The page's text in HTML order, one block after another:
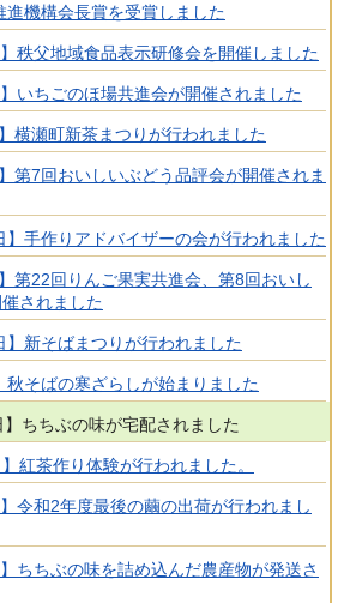
進機構会長賞を受賞しました
秩父地域食品表示研修会を開催しました
いちごのほ場共進会が開催されました
横瀬町新茶まつりが行われました
第7回おいしいぶどう品評会が開催されま
】手作りアドバイザーの会が行われました
第22回りんご果実共進会、第8回おいし
されました
】新そばまつりが行われました
秋そばの寒ざらしが始まりました
】ちちぶの味が宅配されました
紅茶作り体験が行われました。
令和2年度最後の繭の出荷が行われまし
ちちぶの味を詰め込んだ農産物が発送さ